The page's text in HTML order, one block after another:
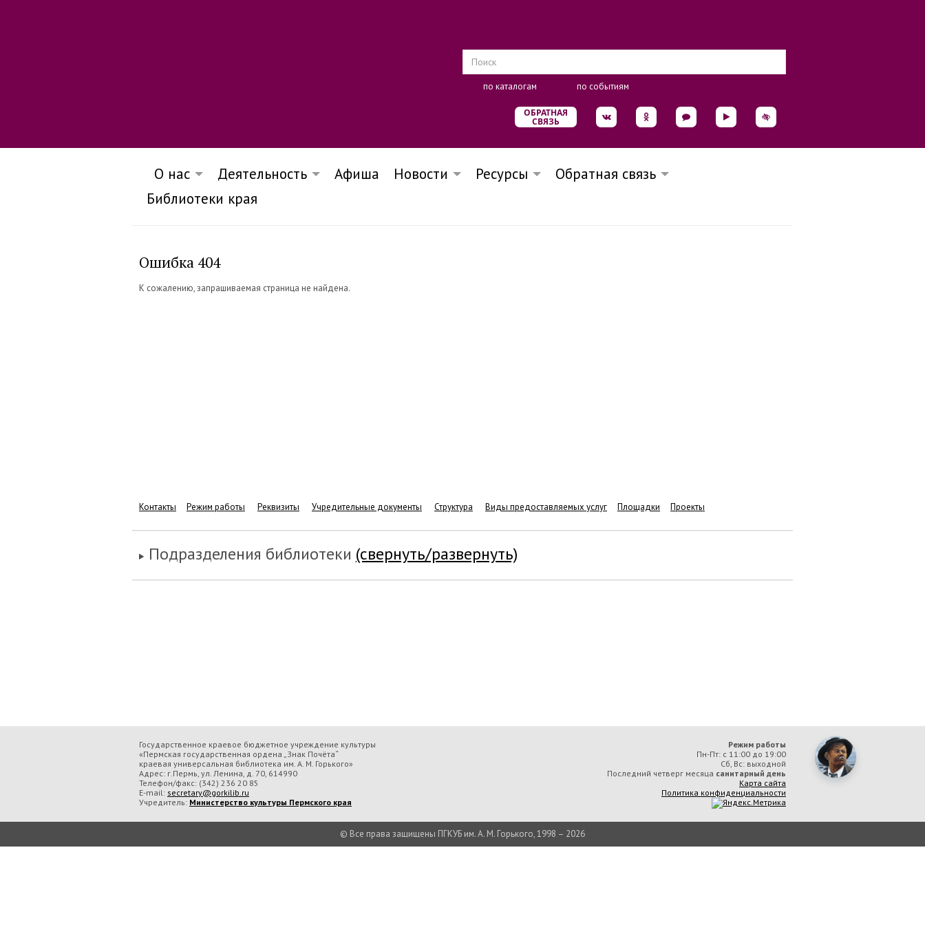
по каталогам по событиям
ОБРАТНАЯ
СВЯЗЬ
О нас Деятельность Афиша Новости Ресурсы
Обратная связь
Библиотеки края
Ошибка 404
К сожалению, запрашиваемая страница не найдена.
Контакты Режим работы Реквизиты Учредительные документы Структура Виды предоставляемых услуг Площадки Проекты
Подразделения библиотеки (свернуть/развернуть)
Государственное краевое бюджетное учреждение культуры
«Пермская государственная ордена „Знак Почёта“
краевая универсальная библиотека им. А. М. Горького»
Адрес: г.Пермь, ул. Ленина, д. 70, 614990
Телефон/факс: (342) 236 20 85
E-mail: secretary@gorkilib.ru
Учредитель: Министерство культуры Пермского края
Режим работы
Пн-Пт: с 11:00 до 19:00
Сб, Вс: выходной
Последний четверг месяца санитарный день
Карта сайта
Политика конфиденциальности
© Все права защищены ПГКУБ им. А. М. Горького, 1998 – 2026
Во время посещения сайта Государственное краевое бюджетное учреждение культуры «Пермская государственная ордена „Знак Почёта“ краевая универсальная библиотека им. А. М. Горького» вы соглашаетесь с тем, что мы
обрабатываем данные с использованием метрических программ.